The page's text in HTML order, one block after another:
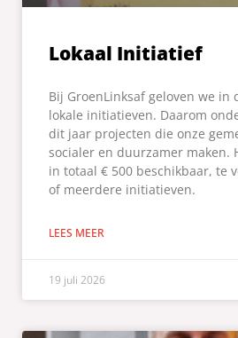
Lokaal Initiatief
Bij GroenLinksaf geloven we in
lokale initiatieven. Daarom
dit jaar projecten die onze
socialer en duurzamer maken.
in totaal € 500 beschikbaar, te
of meerdere initiatieven.
LEES MEER
19 juli 2026